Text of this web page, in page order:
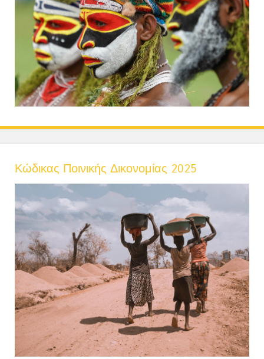
Κώδικας Ποινικής Δικονομίας 2025